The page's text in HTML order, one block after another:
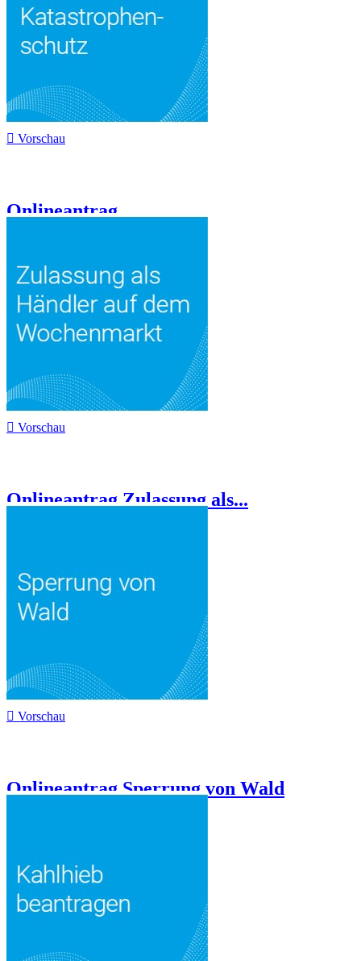
 Vorschau
Onlineantrag...
 Vorschau
Onlineantrag Zulassung als...
 Vorschau
Onlineantrag Sperrung von Wald